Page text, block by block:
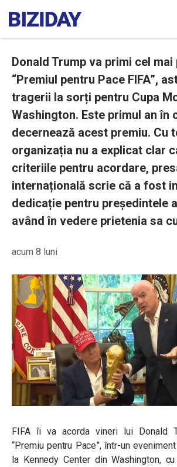
Donald Trump va primi cel mai
“Premiul pentru Pace FIFA”,
tragerii la sorți pentru Cupa
Washington. Este primul an în
decernează acest premiu. Cu
organizația nu a explicat clar
criteriile pentru acordare,
internațională scrie că a fost
dedicație pentru președintele
având în vedere prietenia sa
acum 8 luni
FIFA îi va acorda vineri lui Donald
“Premiu pentru Pace”, într-un
la Kennedy Center din Washington,